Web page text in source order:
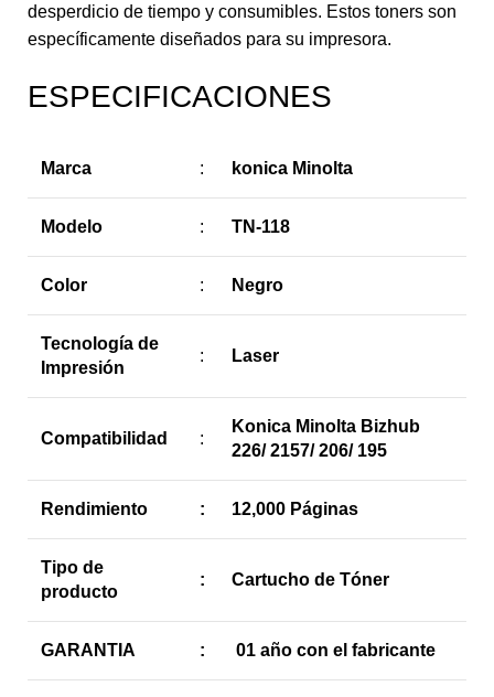
desperdicio de tiempo y consumibles. Estos toners son
específicamente diseñados para su impresora.
ESPECIFICACIONES
Marca : konica Minolta
Modelo : TN-118
Color : Negro
Tecnología de
Impresión
: Laser
Compatibilidad :
Konica Minolta Bizhub
226/ 2157/ 206/ 195
Rendimiento : 12,000 Páginas
Tipo de
producto
: Cartucho de Tóner
GARANTIA : 01 año con el fabricante